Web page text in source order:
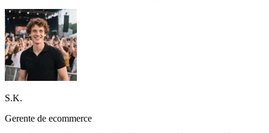
S.K.
Gerente de ecommerce